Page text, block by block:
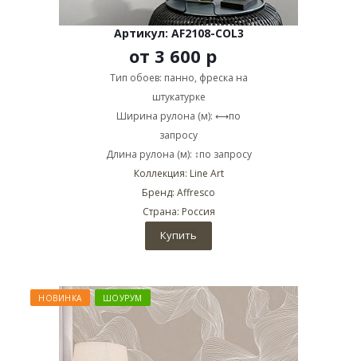
Артикул: AF2108-COL3
от 3 600 р
Тип обоев: панно, фреска на
штукатурке
Ширина рулона (м): ⟷по
запросу
Длина рулона (м): ↕по запросу
Коллекция: Line Art
Бренд: Affresco
Страна: Россия
Купить
НОВИНКА ШОУРУМ